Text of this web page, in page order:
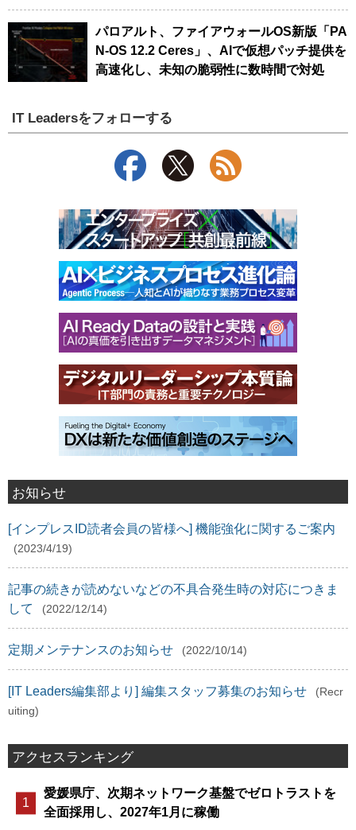
パロアルト、ファイアウォールOS新版「PA
N-OS 12.2 Ceres」、AIで仮想パッチ提供を
高速化し、未知の脆弱性に数時間で対処
IT Leadersをフォローする
お知らせ
[インプレスID読者会員の皆様へ] 機能強化に関するご案内
(2023/4/19)
記事の続きが読めないなどの不具合発生時の対応につきま
して
(2022/12/14)
定期メンテナンスのお知らせ (2022/10/14)
[IT Leaders編集部より] 編集スタッフ募集のお知らせ
(Recr
uiting)
アクセスランキング
愛媛県庁、次期ネットワーク基盤でゼロトラストを
全面採用し、2027年1月に稼働